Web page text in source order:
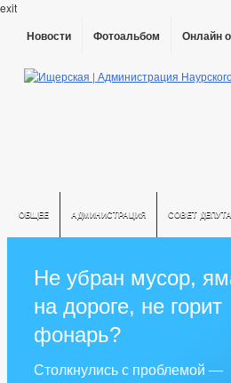
exit
Новости Фотоальбом Онлайн
ОБЩЕЕ АДМИНИСТРАЦИЯ СОВЕТ
Не убран мусор,
на дороге, не горит
фонарь?
Столкнулись с проблемой —